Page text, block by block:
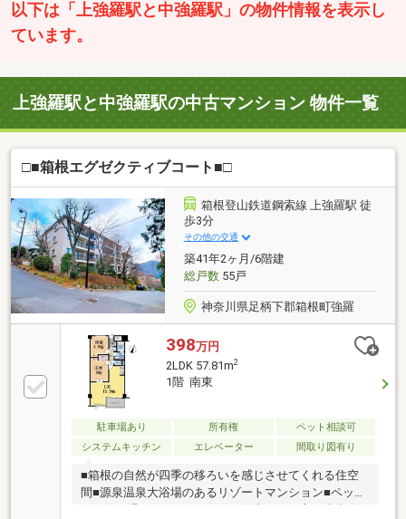
以下は「上強羅駅と中強羅駅」の物件情報を表示し
ています。
上強羅駅と中強羅駅の中古マンション 物件一覧
□■箱根エグゼクティブコート■□
箱根登山鉄道鋼索線 上強羅駅 徒
歩3分
その他の交通
築41年2ヶ月/6階建
総戸数55戸
神奈川県足柄下郡箱根町強羅
398万円
2LDK 57.81m2
1階 南東
駐車場あり 所有権
ペット相談可
システムキッチン
エレベーター 間取り図有り
■箱根の自然が四季の移ろいを感じさせてくれる住空
間■源泉温泉大浴場のあるリゾートマンション■ペット